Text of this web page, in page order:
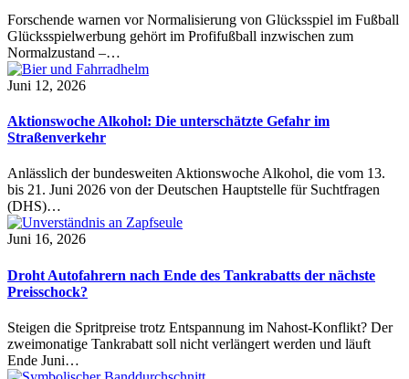
Forschende warnen vor Normalisierung von Glücksspiel im Fußball
Glücksspielwerbung gehört im Profifußball inzwischen zum
Normalzustand –…
Juni 12, 2026
Aktionswoche Alkohol: Die unterschätzte Gefahr im
Straßenverkehr
Anlässlich der bundesweiten Aktionswoche Alkohol, die vom 13.
bis 21. Juni 2026 von der Deutschen Hauptstelle für Suchtfragen
(DHS)…
Juni 16, 2026
Droht Autofahrern nach Ende des Tankrabatts der nächste
Preisschock?
Steigen die Spritpreise trotz Entspannung im Nahost-Konflikt? Der
zweimonatige Tankrabatt soll nicht verlängert werden und läuft
Ende Juni…